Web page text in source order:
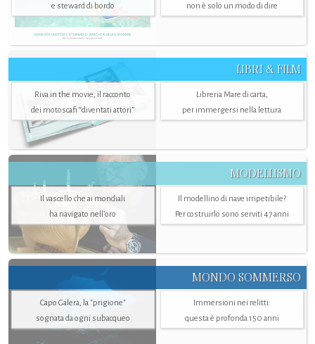
e steward di bordo
non è solo un modo di dire
LIBRI & FILM
Riva in the movie, il racconto
dei motoscafi “diventati attori”
Libreria Mare di carta,
per immergersi nella lettura
MODELLISMO
Il vascello che ai mondiali
ha navigato nell’oro
Il modellino di nave irripetibile?
Per costruirlo sono serviti 47 anni
MONDO SOMMERSO
Capo Galera, la "prigione"
sognata da ogni subacqueo
Immersioni nei relitti:
questa è profonda 150 anni